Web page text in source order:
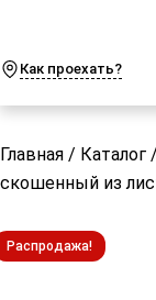
Как проехать?
Главная / Каталог /
скошенный из
Распродажа!